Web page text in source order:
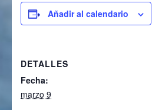
Añadir al calendario
DETALLES
Fecha:
marzo 9